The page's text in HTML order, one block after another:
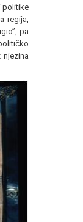
politike
regija,
pa
njezina